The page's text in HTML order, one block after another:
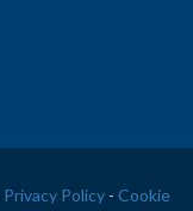
Privacy Policy- Cookie